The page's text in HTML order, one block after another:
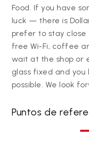
Food. If you have
luck — there is
prefer to stay close
free Wi-Fi, coffee
wait at the shop or
glass fixed and you
possible. We look
Puntos de